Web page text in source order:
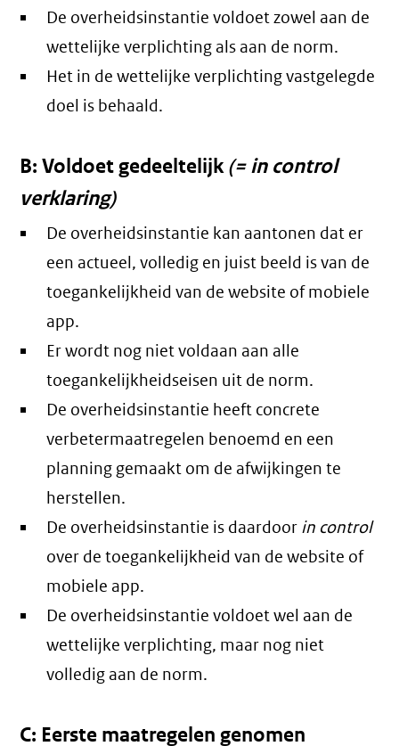
De overheidsinstantie voldoet zowel aan de
wettelijke verplichting als aan de norm.
Het in de wettelijke verplichting vastgelegde
doel is behaald.
B: Voldoet gedeeltelijk(= in control
verklaring)
De overheidsinstantie kan aantonen dat er
een actueel, volledig en juist beeld is van de
toegankelijkheid van de website of mobiele
app.
Er wordt nog niet voldaan aan alle
toegankelijkheidseisen uit de norm.
De overheidsinstantie heeft concrete
verbetermaatregelen benoemd en een
planning gemaakt om de afwijkingen te
herstellen.
De overheidsinstantie is daardoor in control
over de toegankelijkheid van de website of
mobiele app.
De overheidsinstantie voldoet wel aan de
wettelijke verplichting, maar nog niet
volledig aan de norm.
C: Eerste maatregelen genomen